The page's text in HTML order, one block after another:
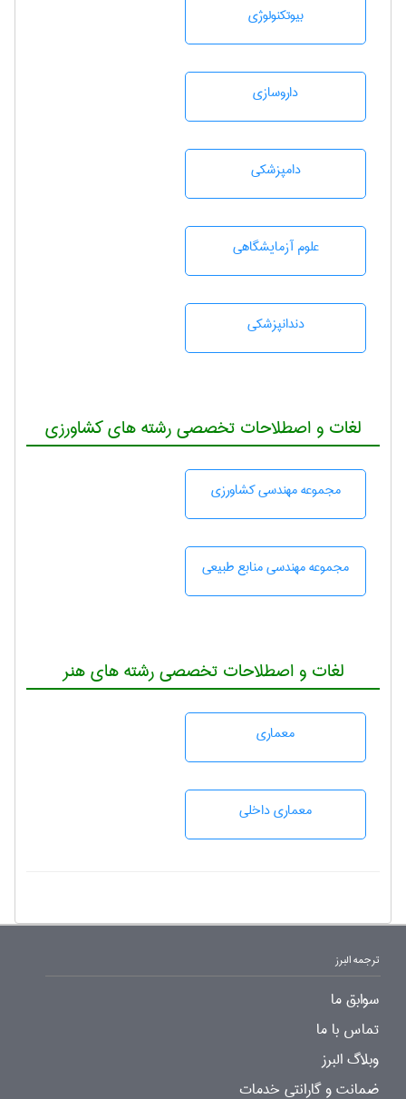
بيوتكنولوژی
داروسازی
دامپزشكی
علوم آزمايشگاهی
دندانپزشكی
لغات و اصطلاحات تخصصی رشته های کشاورزی
مجموعه مهندسی كشاورزی
مجموعه مهندسی منابع طبيعی
لغات و اصطلاحات تخصصی رشته های هنر
معماری
معماری داخلی
ترجمه البرز
سوابق ما
تماس با ما
وبلاگ البرز
ضمانت و گارانتی خدمات